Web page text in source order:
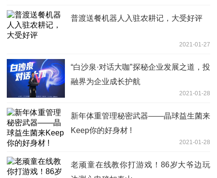
普渡送餐机器人入驻农耕记，大受好评
2021-01-27
“白沙泉·对话大咖”探秘企业发展之道，投
融界为企业成长护航
2021-01-28
新年体重管理秘密武器——晶球益生菌来
Keep你的好身材 !
2021-01-28
老顽童在线教你打游戏！86岁大爷边玩